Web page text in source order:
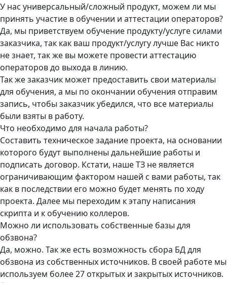
У нас универсальный/сложный продукт, можем ли мы
принять участие в обучении и аттестации операторов?
Да, мы приветствуем обучение продукту/услуге силами
заказчика, так как ваш продукт/услугу лучше Вас никто
не знает, так же вы можете провести аттестацию
операторов до выхода в линию.
Так же заказчик может предоставить свои материалы
для обучения, а мы по окончании обучения отправим
запись, чтобы заказчик убедился, что все материалы
были взяты в работу.
Что необходимо для начала работы?
Составить техническое задание проекта, на основании
которого будут выполнены дальнейшие работы и
подписать договор. Кстати, наше ТЗ не является
ограничивающим фактором нашей с вами работы, так
как в последствии его можно будет менять по ходу
проекта. Далее мы переходим к этапу написания
скрипта и к обучению коллеров.
Можно ли использовать собственные базы для
обзвона?
Да, можно. Так же есть возможность сбора БД для
обзвона из собственных источников. В своей работе мы
используем более 27 открытых и закрытых источников.